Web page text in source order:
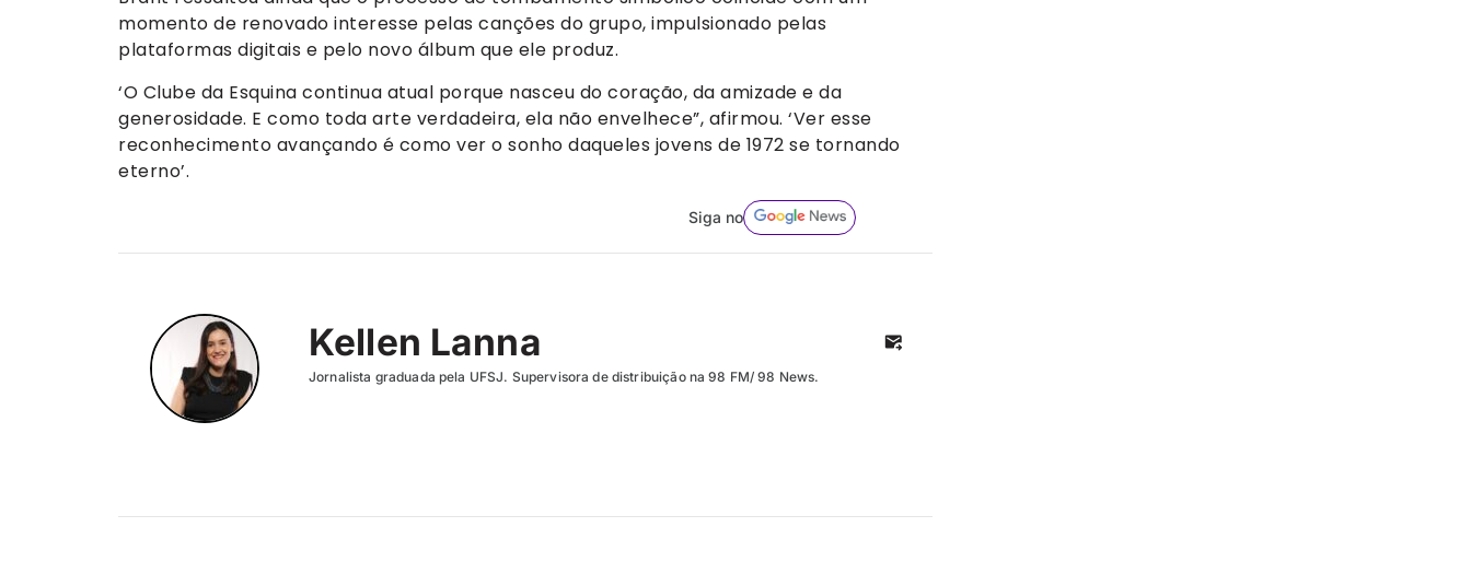
momento de renovado interesse pelas canções do grupo, impulsionado pelas
plataformas digitais e pelo novo álbum que ele produz.
‘O Clube da Esquina continua atual porque nasceu do coração, da amizade e da
generosidade. E como toda arte verdadeira, ela não envelhece”, afirmou. ‘Ver esse
reconhecimento avançando é como ver o sonho daqueles jovens de 1972 se tornando
eterno’.
Siga no
Kellen Lanna
Jornalista graduada pela UFSJ. Supervisora de distribuição na 98 FM/ 98 News.